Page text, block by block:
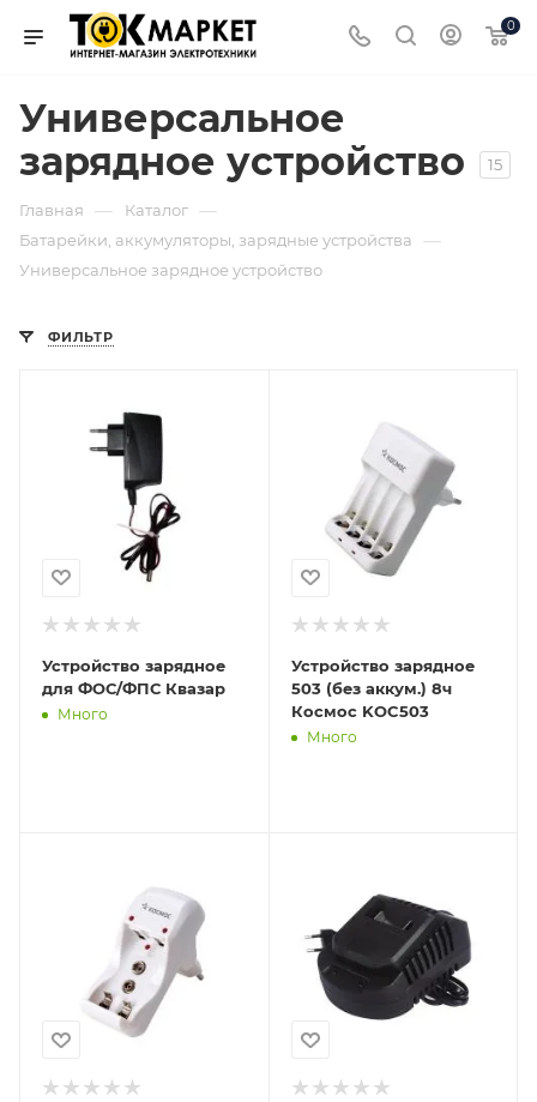
0
Универсальное
зарядное устройство
15
Главная — Каталог —
Батарейки, аккумуляторы, зарядные устройства —
Универсальное зарядное устройство
ФИЛЬТР
Устройство зарядное
для ФОС/ФПС Квазар
Много
Устройство зарядное
503 (без аккум.) 8ч
Космос KOC503
Много